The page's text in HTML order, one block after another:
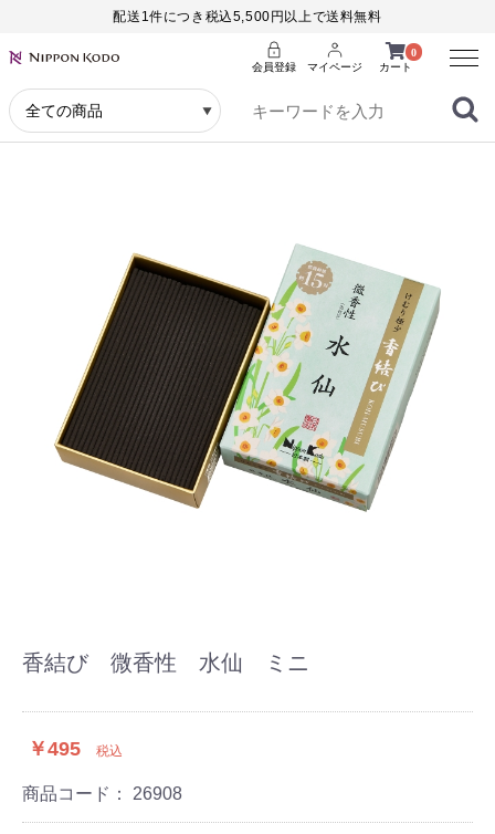
配送1件につき税込5,500円以上で送料無料
0
カート
会員登録 マイページ
Menu
香結び 微香性 水仙 ミニ
￥495 税込
商品コード： 26908